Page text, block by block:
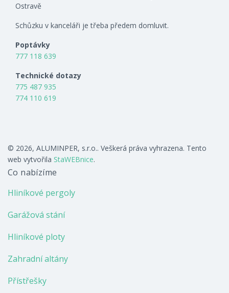
Ostravě
Schůzku v kanceláři je třeba předem domluvit.
Poptávky
777 118 639
Technické dotazy
775 487 935
774 110 619
© 2026, ALUMINPER, s.r.o.. Veškerá práva vyhrazena. Tento
web vytvořila StaWEBnice.
Co nabízíme
Hliníkové pergoly
Garážová stání
Hliníkové ploty
Zahradní altány
Přístřešky